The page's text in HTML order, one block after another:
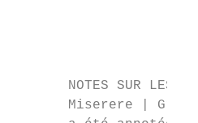
NOTES SUR LES
Miserere | Gregorio